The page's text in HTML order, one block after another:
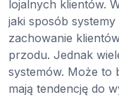
lojalnych klientów.
jaki sposób
zachowanie
przodu. Jednak
systemów. Może to
mają tendencję do